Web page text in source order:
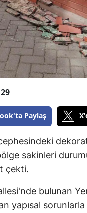
Paylaş
sakinleri
çekti.
bulunan
yapısal